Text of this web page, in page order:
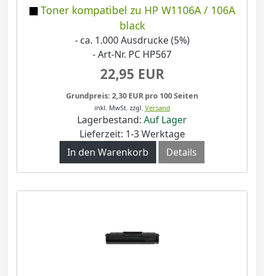
Toner kompatibel zu HP W1106A / 106A
black
- ca. 1.000 Ausdrucke (5%)
- Art-Nr. PC HP567
22,95 EUR
Grundpreis: 2,30 EUR pro 100 Seiten
inkl. MwSt. zzgl. Versand
Lagerbestand: Auf Lager
Lieferzeit: 1-3 Werktage
In den Warenkorb
Details